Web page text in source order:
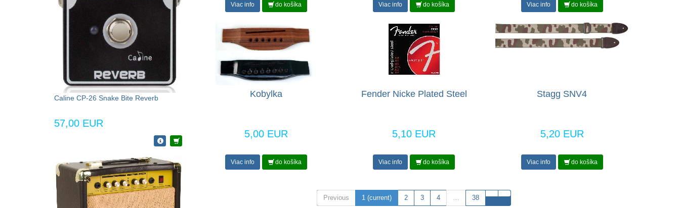
Caline CP-26 Snake Bite Reverb
57,00 EUR
Viac info do košíka Viac info do košíka Viac info do košíka
Kobylka
5,00 EUR
Viac info do košíka
Fender Nicke Plated Steel
5,10 EUR
Viac info do košíka
Stagg SNV4
5,20 EUR
Viac info do košíka
Previous 1 (current) 2 3 4 … 38